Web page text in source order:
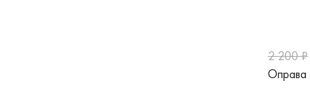
2 200 ₽
Оправа